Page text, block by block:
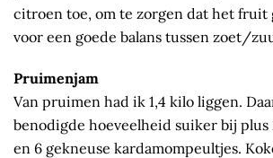
citroen toe, om te zorgen dat het fruit
voor een goede balans tussen zoet/
Pruimenjam
Van pruimen had ik 1,4 kilo liggen.
benodigde hoeveelheid suiker bij plus
en 6 gekneuse kardamompeultjes.